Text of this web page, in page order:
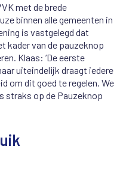
met de brede
binnen alle gemeenten in
is vastgelegd dat
kader van de pauzeknop
Klaas: ‘De eerste
uiteindelijk draagt iedere
om dit goed te regelen. We
straks op de Pauzeknop